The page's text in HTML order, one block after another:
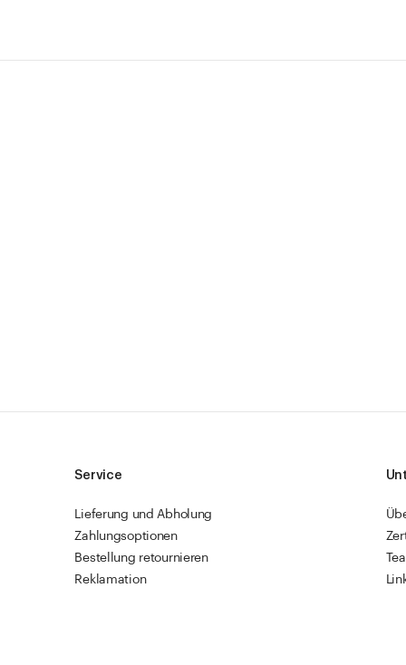
Service
Lieferung und Abholung
Zahlungsoptionen
Bestellung retournieren
Reklamation